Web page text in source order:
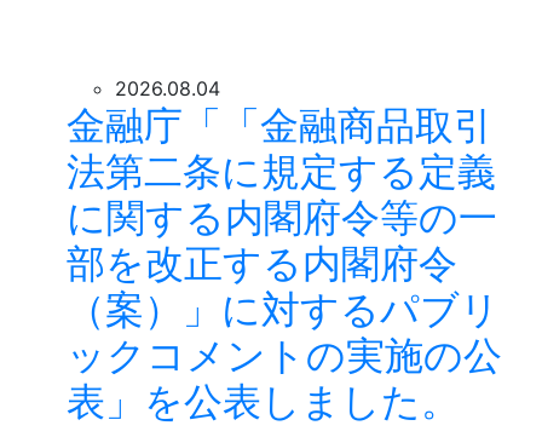
2026.08.04
金融庁「「金融商品取引
法第二条に規定する定義
に関する内閣府令等の一
部を改正する内閣府令
（案）」に対するパブリ
ックコメントの実施の公
表」を公表しました。